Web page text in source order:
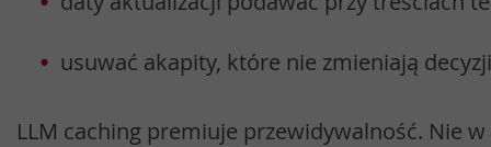
usuwać akapity, które nie zmieniają
LLM caching premiuje przewidywalność. Nie